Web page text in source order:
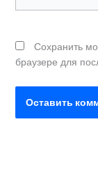
Сохранить
браузере для